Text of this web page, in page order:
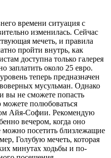
времени ситуация с
изменилась. Сейчас
мечеть, и правила
пройти внутрь, как
доступна только галерея
заплатить около 25 евро.
теперь предназначен
мусульман. Однако
вы не сможете попасть
можете полюбоваться
Айя-Софии. Рекомендую
вечером, когда оно
можно посетить близлежащие
Голубую мечеть, которая
минутах ходьбы и по-